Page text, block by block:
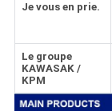
Je vous en prie.
Le groupe
KAWASAK /
KPM